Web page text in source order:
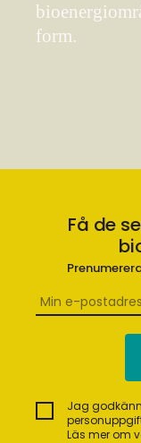
form.
Få de
Jag
Läs mer om